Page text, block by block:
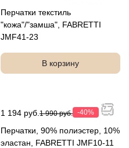
Перчатки текстиль
"кожа"/"замша", FABRETTI
JMF41-23
В корзину
1 194 руб. 1 990 руб. -40%
Перчатки, 90% полиэстер, 10%
эластан, FABRETTI JMF10-11